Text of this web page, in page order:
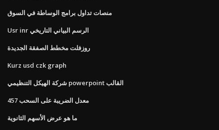
منصات تداول برامج الوساطة في السوق
Usr inr الرسم البياني التاريخي
روزفلت مخطط الصفقة الجديدة
Kurz usd czk graph
شركة الهيكل التنظيمي powerpoint القالب
457 معدل الضريبة على السحب
ما هو عرض الأسهم الثانوية